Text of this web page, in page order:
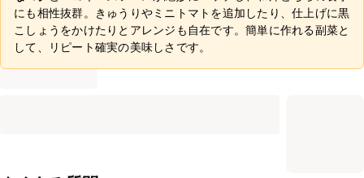
にも相性抜群。きゅうりやミニトマトを追加したり、仕上げに黒
こしょうをかけたりとアレンジも自在です。簡単に作れる副菜と
して、リピート確実の美味しさです。